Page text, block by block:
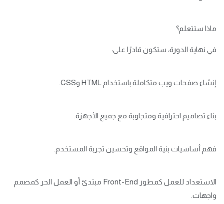
ماذا ستتعلم؟
في نهاية الدورة، ستكون قادرًا على:
إنشاء صفحات ويب متكاملة باستخدام HTML وCSS.
بناء تصاميم احترافية ومتجاوبة مع جميع الأجهزة.
فهم أساسيات بنية المواقع وتحسين تجربة المستخدم.
الاستعداد للعمل كمطور Front-End مبتدئ أو العمل الحر كمصمم
واجهات.